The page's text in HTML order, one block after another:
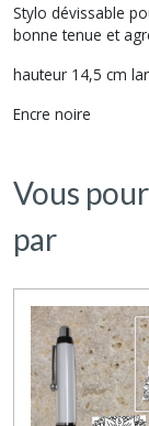
Stylo dévissable
bonne tenue et
hauteur 14,5 cm
Encre noire
Vous
par